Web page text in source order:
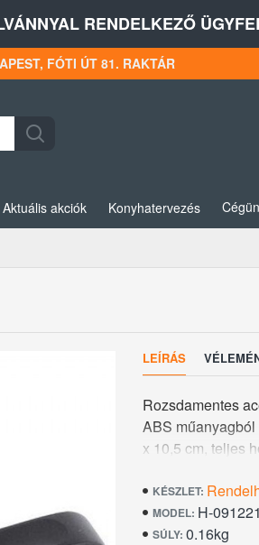
RENDELKEZŐ
FÓTI ÚT 81. RAKTÁR
Aktuális akciók Konyhatervezés
LEÍRÁS
Rozsdamentes
ABS
x 10,5 cm, teljes
KÉSZLET:
MODEL: H-
SÚLY: 0.16kg